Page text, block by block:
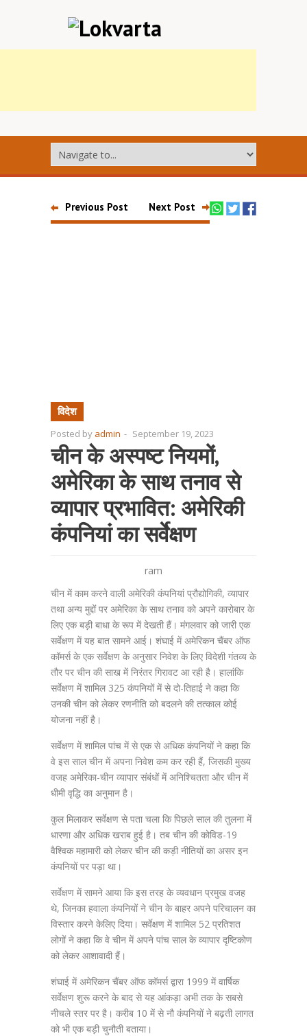
Previous Post Next Post
विदेश
Posted by admin - September 19, 2023
चीन के अस्पष्ट नियमों,
अमेरिका के साथ तनाव से
व्यापार प्रभावित: अमेरिकी
कंपनियां का सर्वेक्षण
ram
चीन में काम करने वाली अमेरिकी कंपनियां प्रौद्योगिकी, व्यापार
तथा अन्य मुद्दों पर अमेरिका के साथ तनाव को अपने कारोबार के
लिए एक बड़ी बाधा के रूप में देखती हैं। मंगलवार को जारी एक
सर्वेक्षण में यह बात सामने आई। शंघाई में अमेरिकन चैंबर ऑफ
कॉमर्स के एक सर्वेक्षण के अनुसार निवेश के लिए विदेशी गंतव्य के
तौर पर चीन की साख में निरंतर गिरावट आ रही है। हालांकि
सर्वेक्षण में शामिल 325 कंपनियों में से दो-तिहाई ने कहा कि
उनकी चीन को लेकर रणनीति को बदलने की तत्काल कोई
योजना नहीं है।
सर्वेक्षण में शामिल पांच में से एक से अधिक कंपनियों ने कहा कि
वे इस साल चीन में अपना निवेश कम कर रही हैं, जिसकी मुख्य
वजह अमेरिका-चीन व्यापार संबंधों में अनिश्चितता और चीन में
धीमी वृद्धि का अनुमान है।
कुल मिलाकर सर्वेक्षण से पता चला कि पिछले साल की तुलना में
धारणा और अधिक खराब हुई है। तब चीन की कोविड-19
वैश्विक महामारी को लेकर चीन की कड़ी नीतियों का असर इन
कंपनियों पर पड़ा था।
सर्वेक्षण में सामने आया कि इस तरह के व्यवधान प्रमुख वजह
थे, जिनका हवाला कंपनियों ने चीन के बाहर अपने परिचालन का
विस्तार करने केलिए दिया। सर्वेक्षण में शामिल 52 प्रतिशत
लोगों ने कहा कि वे चीन में अपने पांच साल के व्यापार दृष्टिकोण
को लेकर आशावादी हैं।
शंघाई में अमेरिकन चैंबर ऑफ कॉमर्स द्वारा 1999 में वार्षिक
सर्वेक्षण शुरू करने के बाद से यह आंकड़ा अभी तक के सबसे
नीचले स्तर पर है। करीब 10 में से नौ कंपनियों ने बढ़ती लागत
को भी एक बड़ी चुनौती बताया।